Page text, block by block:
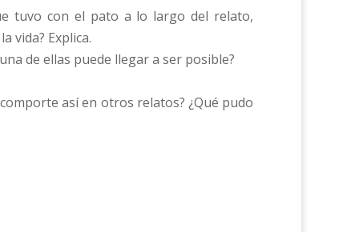
tuvo con el pato a lo largo del relato,
vida? Explica.
de ellas puede llegar a ser posible?
así en otros relatos? ¿Qué pudo